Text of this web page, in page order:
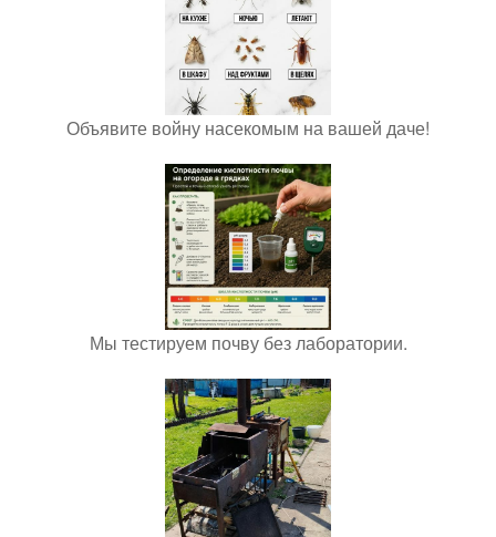
Объявите войну насекомым на вашей даче!
Мы тестируем почву без лаборатории.